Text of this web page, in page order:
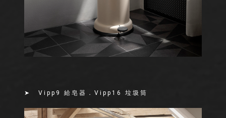
➤ Vipp9 給皂器．Vipp16 垃圾筒